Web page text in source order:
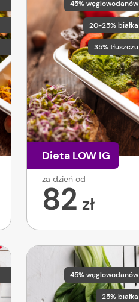
45% węglowodanów
20-25% białka
35% tłuszczu
Dieta LOW IG
za dzień od
82 zł
45% węglowodanów
25% białka